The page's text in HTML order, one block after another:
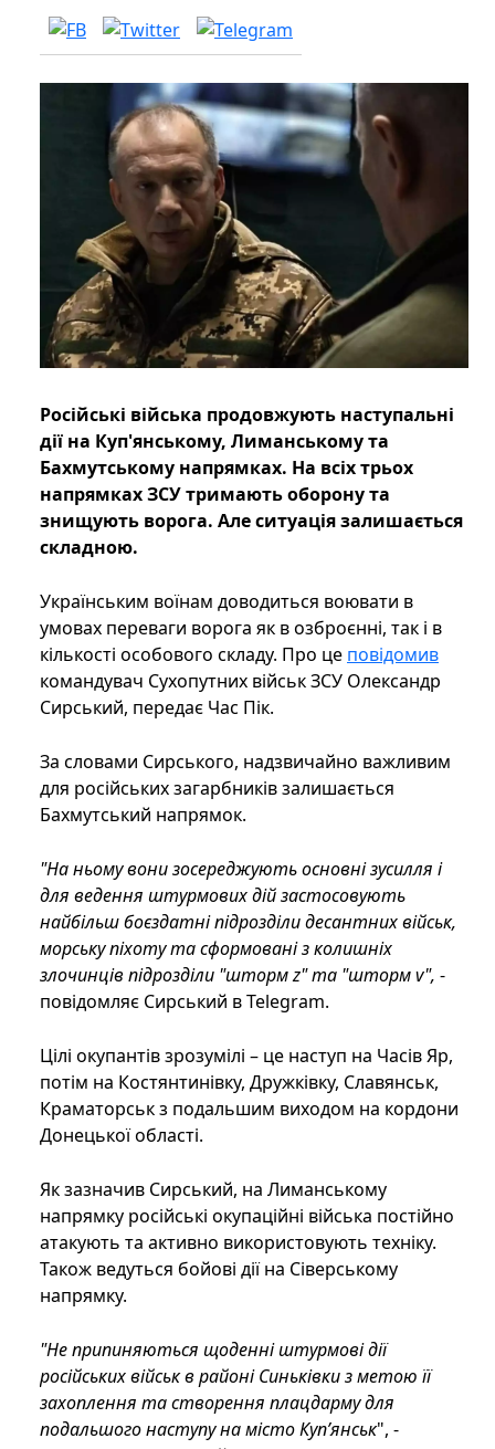
Російські війська продовжують наступальні
дії на Куп'янському, Лиманському та
Бахмутському напрямках. На всіх трьох
напрямках ЗСУ тримають оборону та
знищують ворога. Але ситуація залишається
складною.
Українським воїнам доводиться воювати в
умовах переваги ворога як в озброєнні, так і в
кількості особового складу. Про це повідомив
командувач Сухопутних військ ЗСУ Олександр
Сирський, передає Час Пік.
За словами Сирського, надзвичайно важливим
для російських загарбників залишається
Бахмутський напрямок.
"На ньому вони зосереджують основні зусилля і
для ведення штурмових дій застосовують
найбільш боєздатні підрозділи десантних військ,
морську піхоту та сформовані з колишніх
злочинців підрозділи "шторм z" та "шторм v", -
повідомляє Сирський в Telegram.
Цілі окупантів зрозумілі – це наступ на Часів Яр,
потім на Костянтинівку, Дружківку, Славянськ,
Краматорськ з подальшим виходом на кордони
Донецької області.
Як зазначив Сирський, на Лиманському
напрямку російські окупаційні війська постійно
атакують та активно використовують техніку.
Також ведуться бойові дії на Сіверському
напрямку.
"Не припиняються щоденні штурмові дії
російських військ в районі Синьківки з метою її
захоплення та створення плацдарму для
подальшого наступу на місто Куп’янськ", -